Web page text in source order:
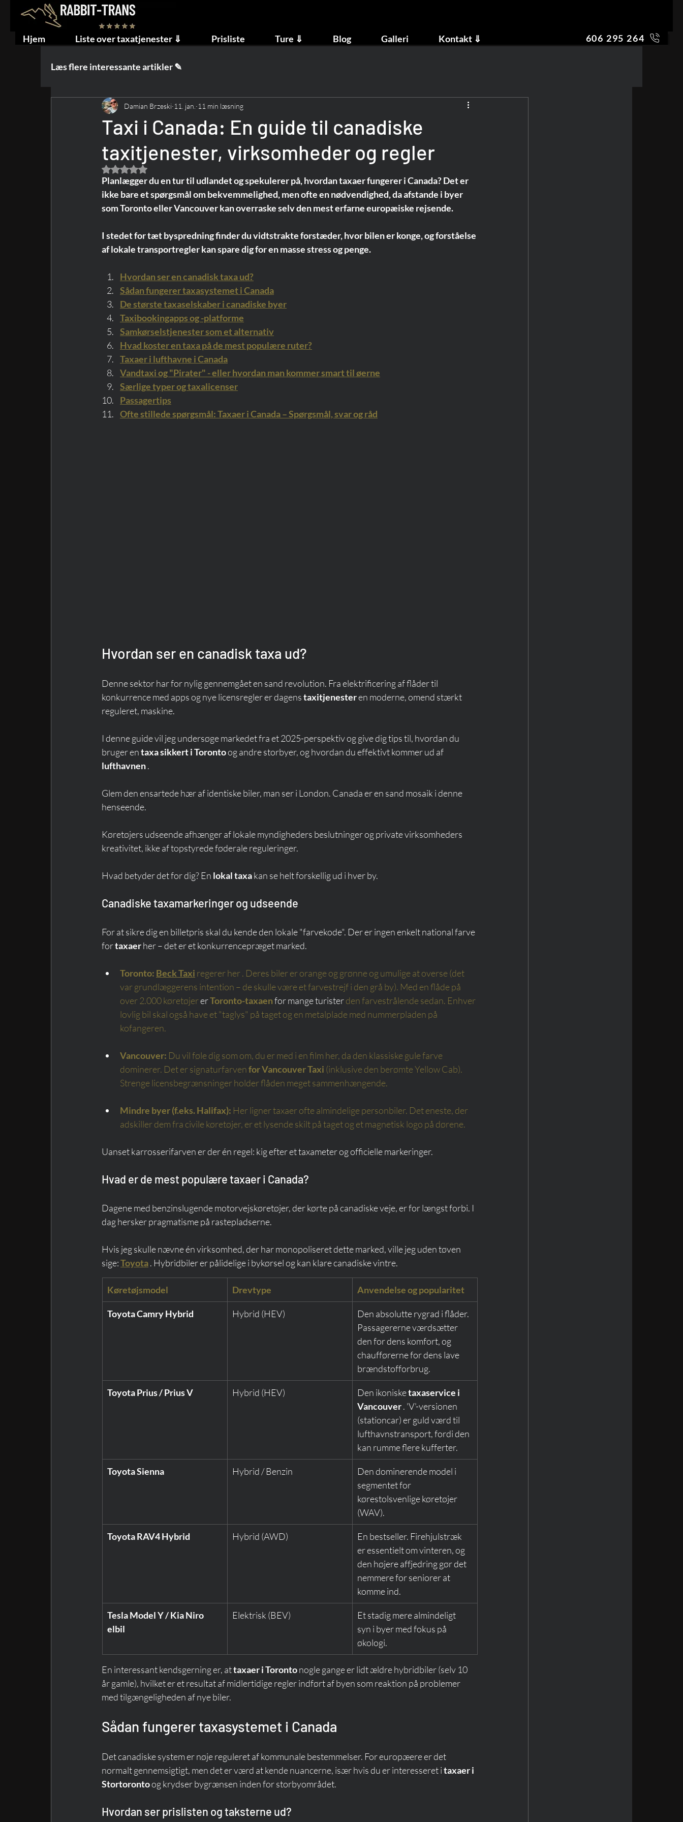
Hjem Liste over taxatjenester ⇓ Prisliste Ture ⇓ Blog Galleri Kontakt ⇓ 606 295 264
Læs flere interessante artikler ✎
Taxi i Canada: En guide til canadiske
taxitjenester, virksomheder og regler
Damian Brzeski 11. jan. 11 min læsning
Bedømt til NaN ud af 5 stjerner.
Planlægger du en tur til udlandet og spekulerer på, hvordan taxaer fungerer i Canada? Det er
ikke bare et spørgsmål om bekvemmelighed, men ofte en nødvendighed, da afstande i byer
som Toronto eller Vancouver kan overraske selv den mest erfarne europæiske rejsende.
I stedet for tæt byspredning finder du vidtstrakte forstæder, hvor bilen er konge, og forståelse
af lokale transportregler kan spare dig for en masse stress og penge.
Hvordan ser en canadisk taxa ud?
Sådan fungerer taxasystemet i Canada
De største taxaselskaber i canadiske byer
Taxibookingapps og -platforme
Samkørselstjenester som et alternativ
Hvad koster en taxa på de mest populære ruter?
Taxaer i lufthavne i Canada
Vandtaxi og "Pirater" - eller hvordan man kommer smart til øerne
Særlige typer og taxalicenser
Passagertips
Ofte stillede spørgsmål: Taxaer i Canada – Spørgsmål, svar og råd
Hvordan ser en canadisk taxa ud?
Denne sektor har for nylig gennemgået en sand revolution. Fra elektrificering af flåder til
konkurrence med apps og nye licensregler er dagens taxitjenester en moderne, omend stærkt
reguleret, maskine.
I denne guide vil jeg undersøge markedet fra et 2025-perspektiv og give dig tips til, hvordan du
bruger en taxa sikkert i Toronto og andre storbyer, og hvordan du effektivt kommer ud af
lufthavnen .
Glem den ensartede hær af identiske biler, man ser i London. Canada er en sand mosaik i denne
henseende.
Køretøjers udseende afhænger af lokale myndigheders beslutninger og private virksomheders
kreativitet, ikke af topstyrede føderale reguleringer.
Hvad betyder det for dig? En lokal taxa kan se helt forskellig ud i hver by.
Canadiske taxamarkeringer og udseende
For at sikre dig en billetpris skal du kende den lokale "farvekode". Der er ingen enkelt national farve
for taxaer her – det er et konkurrencepræget marked.
Toronto: Beck Taxi regerer her. Deres biler er orange og grønne og umulige at overse (det
var grundlæggerens intention – de skulle være et farvestrejf i den grå by). Med en flåde på
over 2.000 køretøjer er Toronto-taxaen for mange turister den farvestrålende sedan. Enhver
lovlig bil skal også have et "taglys" på taget og en metalplade med nummerpladen på
kofangeren.
Vancouver: Du vil føle dig som om, du er med i en film her, da den klassiske gule farve
dominerer. Det er signaturfarvenfor Vancouver Taxi (inklusive den berømte Yellow Cab).
Strenge licensbegrænsninger holder flåden meget sammenhængende.
Mindre byer (f.eks. Halifax): Her ligner taxaer ofte almindelige personbiler. Det eneste, der
adskiller dem fra civile køretøjer, er et lysende skilt på taget og et magnetisk logo på dørene.
Uanset karrosserifarven er der én regel: kig efter et taxameter og officielle markeringer.
Hvad er de mest populære taxaer i Canada?
Dagene med benzinslugende motorvejskøretøjer, der kørte på canadiske veje, er for længst forbi. I
dag hersker pragmatisme på rastepladserne.
Hvis jeg skulle nævne én virksomhed, der har monopoliseret dette marked, ville jeg uden tøven
sige: Toyota . Hybridbiler er pålidelige i bykørsel og kan klare canadiske vintre.
Køretøjsmodel Drevtype Anvendelse og popularitet
Toyota Camry Hybrid Hybrid (HEV)
Den absolutte rygrad i flåder.
Passagererne værdsætter
den for dens komfort, og
chaufførerne for dens lave
brændstofforbrug.
Toyota Prius / Prius V Hybrid (HEV) Den ikoniske taxaservice i
Vancouver . 'V'-versionen
(stationcar) er guld værd til
lufthavnstransport, fordi den
kan rumme flere kufferter.
Toyota Sienna Hybrid / Benzin
Den dominerende model i
segmentet for
kørestolsvenlige køretøjer
(WAV).
Toyota RAV4 Hybrid Hybrid (AWD)
En bestseller. Firehjulstræk
er essentielt om vinteren, og
den højere affjedring gør det
nemmere for seniorer at
komme ind.
Tesla Model Y / Kia Niro
elbil
Elektrisk (BEV)
Et stadig mere almindeligt
syn i byer med fokus på
økologi.
En interessant kendsgerning er, at taxaer i Toronto nogle gange er lidt ældre hybridbiler (selv 10
år gamle), hvilket er et resultat af midlertidige regler indført af byen som reaktion på problemer
med tilgængeligheden af nye biler.
Sådan fungerer taxasystemet i Canada
Det canadiske system er nøje reguleret af kommunale bestemmelser. For europæere er det
normalt gennemsigtigt, men det er værd at kende nuancerne, især hvis du er interesseret i taxaer i
Stortoronto og krydser bygrænsen inden for storbyområdet.
Hvordan ser prislisten og taksterne ud?